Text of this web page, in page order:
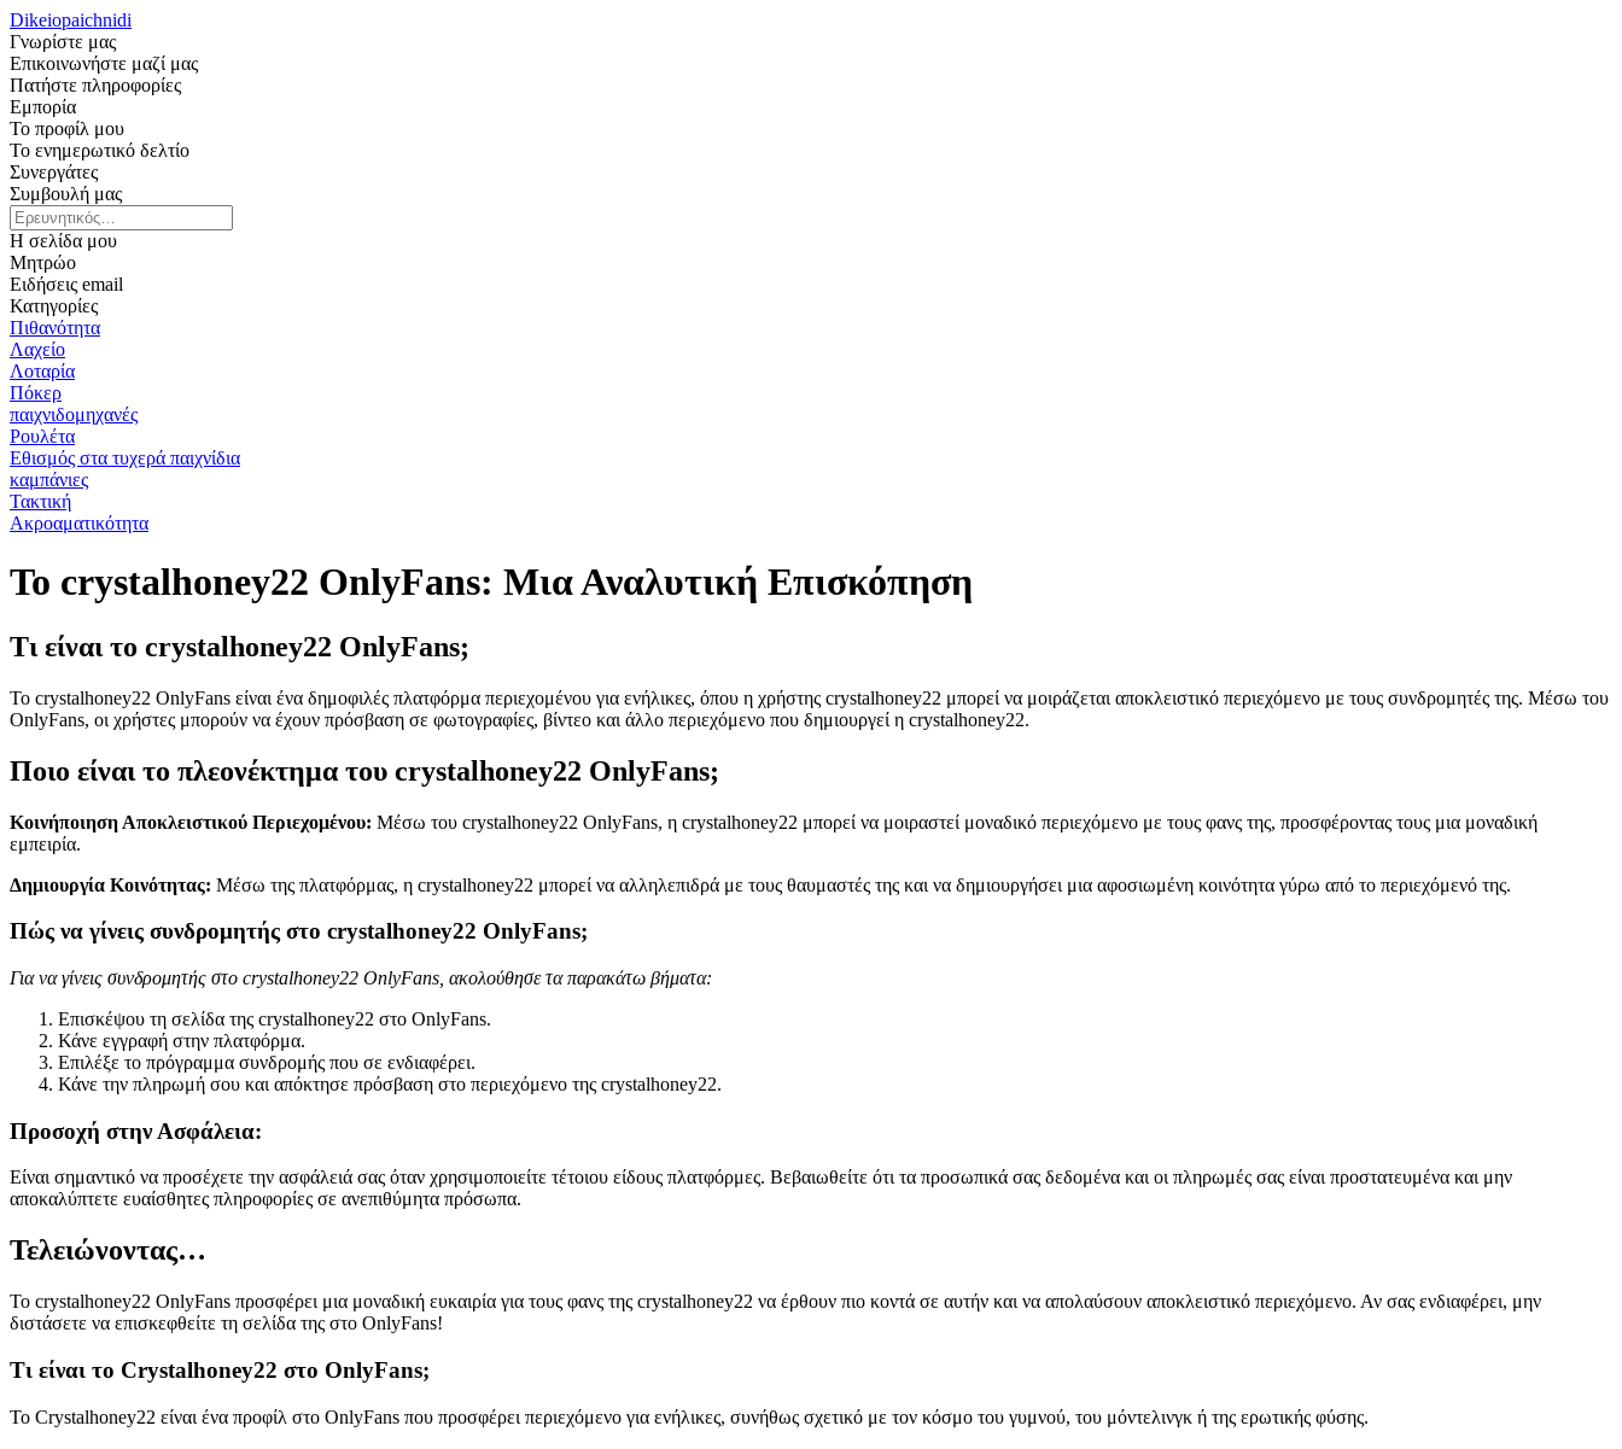
Dikeiopaichnidi
Γνωρίστε μας
Επικοινωνήστε μαζί μας
Πατήστε πληροφορίες
Εμπορία
Το προφίλ μου
Το ενημερωτικό δελτίο
Συνεργάτες
Συμβουλή μας
Η σελίδα μου
Μητρώο
Ειδήσεις email
Κατηγορίες
Πιθανότητα
Λαχείο
Λοταρία
Πόκερ
παιχνιδομηχανές
Ρουλέτα
Εθισμός στα τυχερά παιχνίδια
καμπάνιες
Τακτική
Ακροαματικότητα
Το crystalhoney22 OnlyFans: Μια Αναλυτική Επισκόπηση
Τι είναι το crystalhoney22 OnlyFans;
Το crystalhoney22 OnlyFans είναι ένα δημοφιλές πλατφόρμα περιεχομένου για ενήλικες, όπου η χρήστης crystalhoney22 μπορεί να μοιράζεται αποκλειστικό περιεχόμενο με τους συνδρομητές της. Μέσω του
OnlyFans, οι χρήστες μπορούν να έχουν πρόσβαση σε φωτογραφίες, βίντεο και άλλο περιεχόμενο που δημιουργεί η crystalhoney22.
Ποιο είναι το πλεονέκτημα του crystalhoney22 OnlyFans;
Κοινήποιηση Αποκλειστικού Περιεχομένου: Μέσω του crystalhoney22 OnlyFans, η crystalhoney22 μπορεί να μοιραστεί μοναδικό περιεχόμενο με τους φανς της, προσφέροντας τους μια μοναδική
εμπειρία.
Δημιουργία Κοινότητας: Μέσω της πλατφόρμας, η crystalhoney22 μπορεί να αλληλεπιδρά με τους θαυμαστές της και να δημιουργήσει μια αφοσιωμένη κοινότητα γύρω από το περιεχόμενό της.
Πώς να γίνεις συνδρομητής στο crystalhoney22 OnlyFans;
Για να γίνεις συνδρομητής στο crystalhoney22 OnlyFans, ακολούθησε τα παρακάτω βήματα:
Επισκέψου τη σελίδα της crystalhoney22 στο OnlyFans.
Κάνε εγγραφή στην πλατφόρμα.
Επιλέξε το πρόγραμμα συνδρομής που σε ενδιαφέρει.
Κάνε την πληρωμή σου και απόκτησε πρόσβαση στο περιεχόμενο της crystalhoney22.
Προσοχή στην Ασφάλεια:
Είναι σημαντικό να προσέχετε την ασφάλειά σας όταν χρησιμοποιείτε τέτοιου είδους πλατφόρμες. Βεβαιωθείτε ότι τα προσωπικά σας δεδομένα και οι πληρωμές σας είναι προστατευμένα και μην
αποκαλύπτετε ευαίσθητες πληροφορίες σε ανεπιθύμητα πρόσωπα.
Τελειώνοντας…
Το crystalhoney22 OnlyFans προσφέρει μια μοναδική ευκαιρία για τους φανς της crystalhoney22 να έρθουν πιο κοντά σε αυτήν και να απολαύσουν αποκλειστικό περιεχόμενο. Αν σας ενδιαφέρει, μην
διστάσετε να επισκεφθείτε τη σελίδα της στο OnlyFans!
Τι είναι το Crystalhoney22 στο OnlyFans;
Το Crystalhoney22 είναι ένα προφίλ στο OnlyFans που προσφέρει περιεχόμενο για ενήλικες, συνήθως σχετικό με τον κόσμο του γυμνού, του μόντελινγκ ή της ερωτικής φύσης.